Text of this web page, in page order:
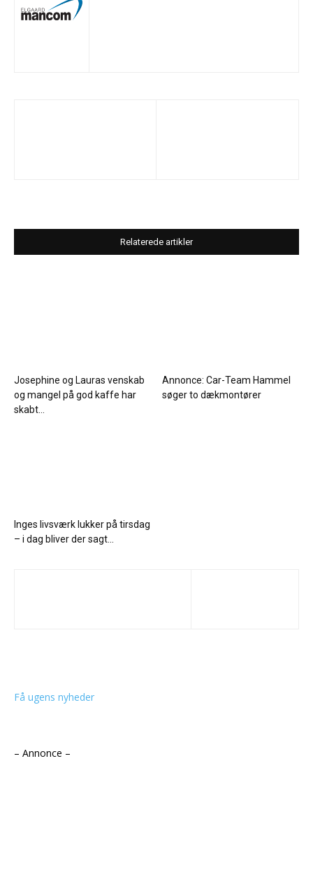
Relaterede artikler
Josephine og Lauras venskab
og mangel på god kaffe har
skabt...
Annonce: Car-Team Hammel
søger to dækmontører
Inges livsværk lukker på tirsdag
– i dag bliver der sagt...
Få ugens nyheder
– Annonce –